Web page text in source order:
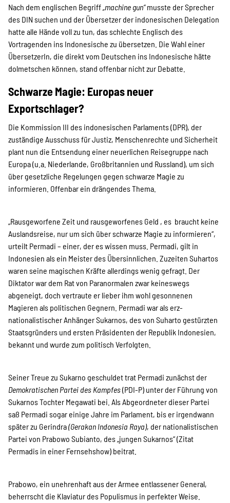
Nach dem englischen Begriff„machine gun“musste der Sprecher
des DIN suchen und der Übersetzer der indonesischen Delegation
hatte alle Hände voll zu tun, das schlechte Englisch des
Vortragenden ins Indonesische zu übersetzen. Die Wahl einer
ÜbersetzerIn, die direkt vom Deutschen ins Indonesische hätte
dolmetschen können, stand offenbar nicht zur Debatte.
Schwarze Magie: Europas neuer
Exportschlager?
Die Kommission III des indonesischen Parlaments (DPR), der
zuständige Ausschuss für Justiz, Menschenrechte und Sicherheit
plant nun die Entsendung einer neuerlichen Reisegruppe nach
Europa (u.a. Niederlande, Großbritannien und Russland), um sich
über gesetzliche Regelungen gegen schwarze Magie zu
informieren. Offenbar ein drängendes Thema.
„Rausgeworfene Zeit und rausgeworfenes Geld , es braucht keine
Auslandsreise, nur um sich über schwarze Magie zu informieren“,
urteilt Permadi – einer, der es wissen muss. Permadi, gilt in
Indonesien als ein Meister des Übersinnlichen. Zuzeiten Suhartos
waren seine magischen Kräfte allerdings wenig gefragt. Der
Diktator war dem Rat von Paranormalen zwar keineswegs
abgeneigt, doch vertraute er lieber ihm wohl gesonnenen
Magieren als politischen Gegnern. Permadi war als erz-
nationalistischer Anhänger Sukarnos, des von Suharto gestürzten
Staatsgründers und ersten Präsidenten der Republik Indonesien,
bekannt und wurde zum politisch Verfolgten.
Seiner Treue zu Sukarno geschuldet trat Permadi zunächst der
Demokratischen Partei des Kampfes(PDI-P) unter der Führung von
Sukarnos Tochter Megawati bei. Als Abgeordneter dieser Partei
saß Permadi sogar einige Jahre im Parlament, bis er irgendwann
später zu Gerindra(Gerakan Indonesia Raya), der nationalistischen
Partei von Prabowo Subianto, des „jungen Sukarnos“ (Zitat
Permadis in einer Fernsehshow) beitrat.
Prabowo, ein unehrenhaft aus der Armee entlassener General,
beherrscht die Klaviatur des Populismus in perfekter Weise.